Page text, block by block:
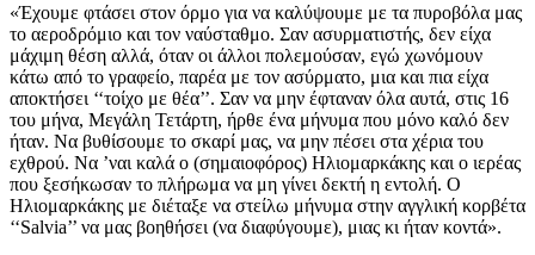
«Έχουμε φτάσει στον όρμο για να καλύψουμε με τα πυροβόλα μας
το αεροδρόμιο και τον ναύσταθμο. Σαν ασυρματιστής, δεν είχα
μάχιμη θέση αλλά, όταν οι άλλοι πολεμούσαν, εγώ χωνόμουν
κάτω από το γραφείο, παρέα με τον ασύρματο, μια και πια είχα
αποκτήσει ‘‘τοίχο με θέα’’. Σαν να μην έφταναν όλα αυτά, στις 16
του μήνα, Μεγάλη Τετάρτη, ήρθε ένα μήνυμα που μόνο καλό δεν
ήταν. Να βυθίσουμε το σκαρί μας, να μην πέσει στα χέρια του
εχθρού. Να ’ναι καλά ο (σημαιοφόρος) Ηλιομαρκάκης και ο ιερέας
που ξεσήκωσαν το πλήρωμα να μη γίνει δεκτή η εντολή. Ο
Ηλιομαρκάκης με διέταξε να στείλω μήνυμα στην αγγλική κορβέτα
‘‘Salvia’’ να μας βοηθήσει (να διαφύγουμε), μιας κι ήταν κοντά».